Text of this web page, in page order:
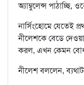
অ্যাম্বুলেন্স পাঠাচ্ছি,
নার্সিংহোমে যেতেই
নীলেশকে বেডে
করল, এখন কেমন
নীলেশ বললেন,